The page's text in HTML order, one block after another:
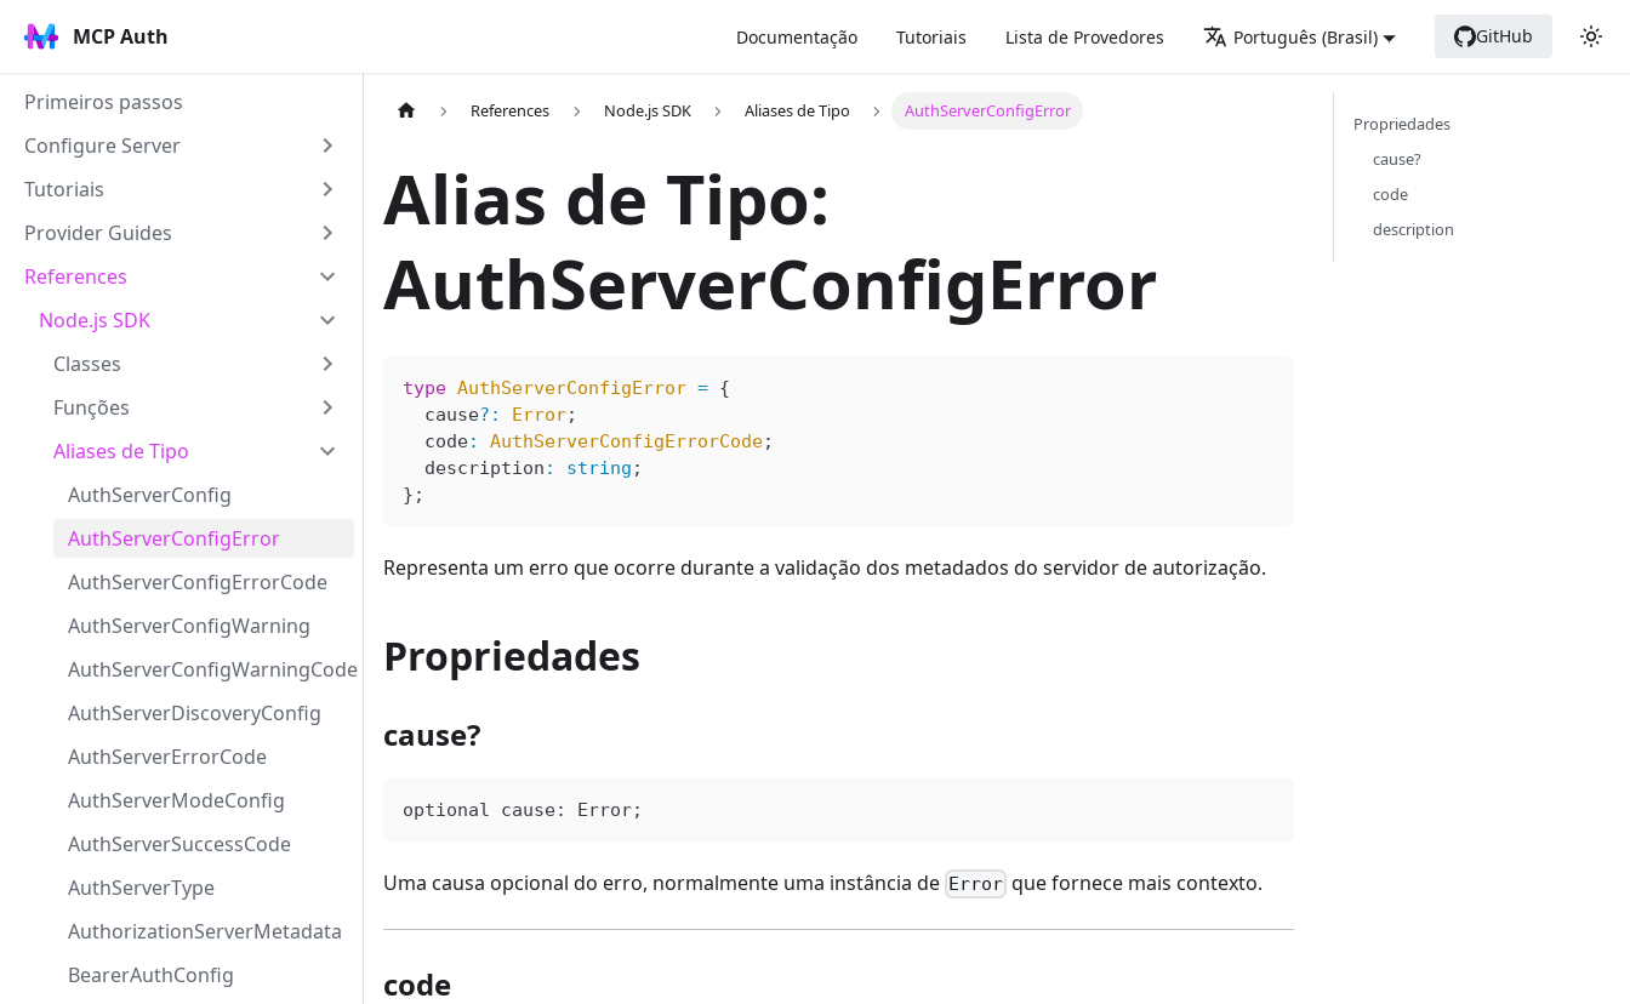
MCP Auth Documentação Tutoriais Lista de Provedores Português (Brasil) GitHub
Primeiros passos
Configure Server
Tutoriais
Provider Guides
References
Node.js SDK
Classes
Funções
Aliases de Tipo
AuthServerConfig
AuthServerConfigError
AuthServerConfigErrorCode
AuthServerConfigWarning
AuthServerConfigWarningCode
AuthServerDiscoveryConfig
AuthServerErrorCode
AuthServerModeConfig
AuthServerSuccessCode
AuthServerType
AuthorizationServerMetadata
BearerAuthConfig
References Node.js SDK Aliases de Tipo AuthServerConfigError
Alias de Tipo:
AuthServerConfigError
type AuthServerConfigError = {
  cause
? : Error;
  code
: AuthServerConfigErrorCode;
  description
: string ;
};
Representa um erro que ocorre durante a validação dos metadados do servidor de autorização.
Propriedades
cause?
optional cause: Error;
Uma causa opcional do erro, normalmente uma instância de Error que fornece mais contexto.
code
Propriedades
cause?
code
description